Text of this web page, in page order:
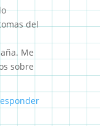
del
Me
sobre